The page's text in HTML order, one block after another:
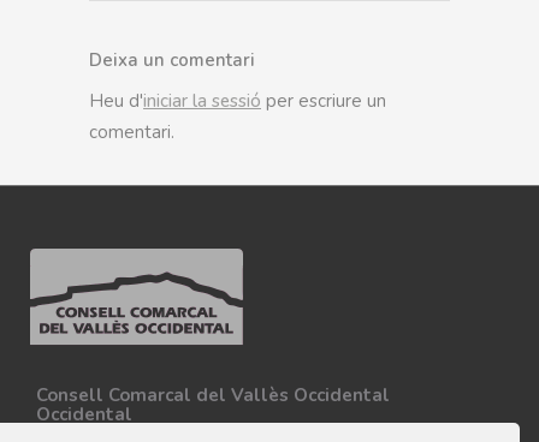
Deixa un comentari
Heu d'iniciar la sessió per escriure un
comentari.
Consell Comarcal del Vallès Occidental
Occidental